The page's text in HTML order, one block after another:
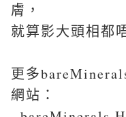
膚，
就算影大頭相都
更多
網站：